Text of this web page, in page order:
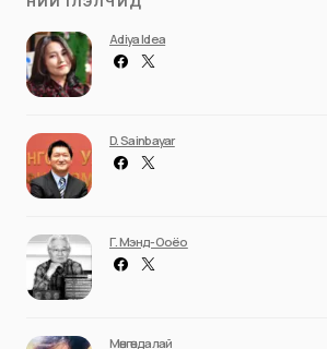
Adiya Idea
D. Sainbayar
Г. Мэнд-Ооёо
Мөнгөндалай